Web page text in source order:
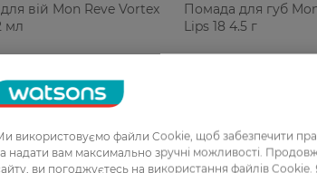
вій Mon Reve Vortex
мл
ГРН
Помада для губ
Lips 18 4.5 г
використовуємо файли Cookie, щоб забезпечити
надати вам максимально зручні можливості.
ви погоджуєтесь на використання файлів